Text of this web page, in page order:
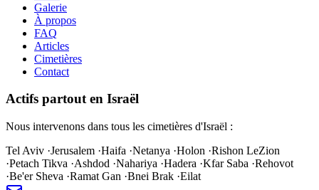
Galerie
À propos
FAQ
Articles
Cimetières
Contact
Actifs partout en Israël
Nous intervenons dans tous les cimetières d'Israël :
Tel Aviv ·Jerusalem ·Haifa ·Netanya ·Holon ·Rishon LeZion
·Petach Tikva ·Ashdod ·Nahariya ·Hadera ·Kfar Saba ·Rehovot
·Be'er Sheva ·Ramat Gan ·Bnei Brak ·Eilat